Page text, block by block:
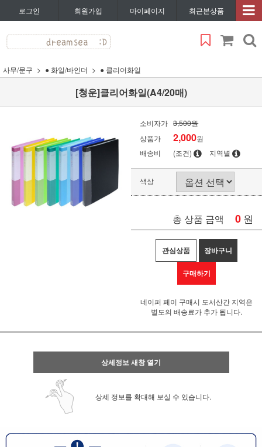
로그인 회원가입 마이페이지 최근본상품
사무/문구 ● 화일/바인더 ● 클리어화일
[청운]클리어화일(A4/20매)
소비자가 3,500원
상품가
2,000원
배송비
(조건) 지역별
색상
총 상품 금액 0 원
관심상품 장바구니
구매하기
네이퍼 페이 구매시 도서산간 지역은
별도의 배송료가 추가 됩니다.
상세정보 새창 열기
상세 정보를 확대해 보실 수 있습니다.